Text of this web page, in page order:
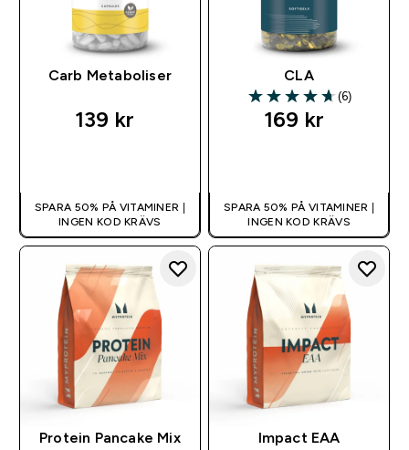
Carb Metaboliser
139 kr‎
SPARA 50% PÅ VITAMINER |
INGEN KOD KRÄVS
CLA
4.67 out of 5 stars
(6)
169 kr‎
SPARA 50% PÅ VITAMINER |
INGEN KOD KRÄVS
Protein Pancake Mix
Impact EAA